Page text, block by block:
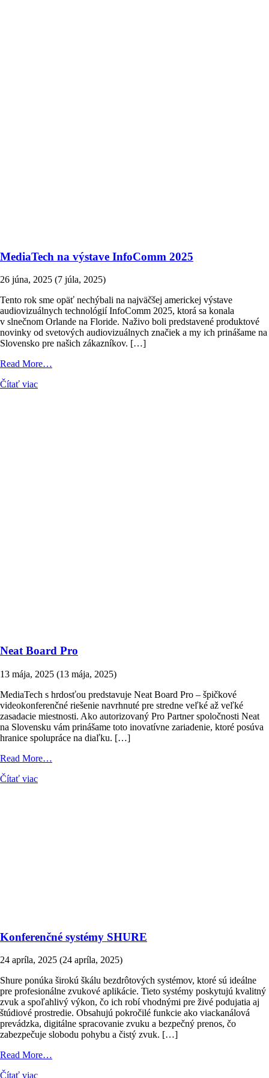
MediaTech na výstave InfoComm 2025
26 júna, 2025 (7 júla, 2025)
Tento rok sme opäť nechýbali na najväčšej americkej výstave
audiovizuálnych technológií InfoComm 2025, ktorá sa konala
v slnečnom Orlande na Floride. Naživo boli predstavené produktové
novinky od svetových audiovizuálnych značiek a my ich prinášame na
Slovensko pre našich zákazníkov. […]
Read More…
Čítať viac
Neat Board Pro
13 mája, 2025 (13 mája, 2025)
MediaTech s hrdosťou predstavuje Neat Board Pro – špičkové
videokonferenčné riešenie navrhnuté pre stredne veľké až veľké
zasadacie miestnosti. Ako autorizovaný Pro Partner spoločnosti Neat
na Slovensku vám prinášame toto inovatívne zariadenie, ktoré posúva
hranice spolupráce na diaľku. […]
Read More…
Čítať viac
Konferenčné systémy SHURE
24 apríla, 2025 (24 apríla, 2025)
Shure ponúka širokú škálu bezdrôtových systémov, ktoré sú ideálne
pre profesionálne zvukové aplikácie. Tieto systémy poskytujú kvalitný
zvuk a spoľahlivý výkon, čo ich robí vhodnými pre živé podujatia aj
štúdiové prostredie. Obsahujú pokročilé funkcie ako viackanálová
prevádzka, digitálne spracovanie zvuku a bezpečný prenos, čo
zabezpečuje slobodu pohybu a čistý zvuk. […]
Read More…
Čítať viac